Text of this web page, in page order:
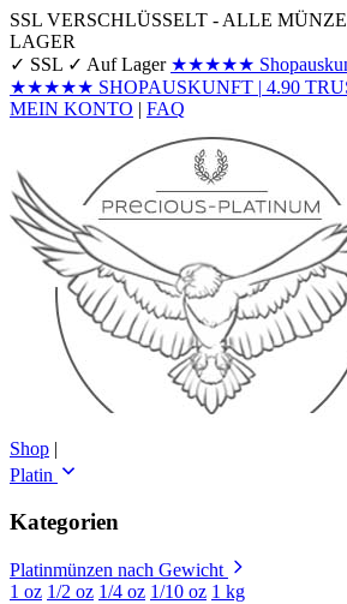
SSL VERSCHLÜSSELT - ALLE
LAGER
✓ SSL ✓ Auf Lager ★★★★★
★★★★★ SHOPAUSKUNFT | 4.90
MEIN KONTO | FAQ
Shop |
Platin
Kategorien
Platinmünzen nach Gewicht
1 oz 1/2 oz 1/4 oz 1/10 oz 1 kg